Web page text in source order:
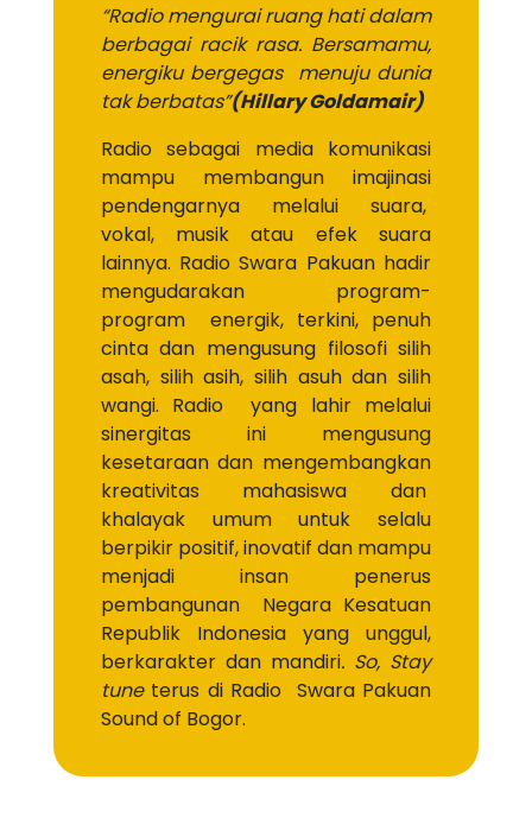
“Radio mengurai ruang hati dalam
berbagai racik rasa. Bersamamu,
energiku bergegas menuju dunia
tak berbatas”(Hillary Goldamair)
Radio sebagai media komunikasi
mampu membangun imajinasi
pendengarnya melalui suara,
vokal, musik atau efek suara
lainnya. Radio Swara Pakuan hadir
mengudarakan program-
program energik, terkini, penuh
cinta dan mengusung filosofi silih
asah, silih asih, silih asuh dan silih
wangi. Radio yang lahir melalui
sinergitas ini mengusung
kesetaraan dan mengembangkan
kreativitas mahasiswa dan
khalayak umum untuk selalu
berpikir positif, inovatif dan mampu
menjadi insan penerus
pembangunan Negara Kesatuan
Republik Indonesia yang unggul,
berkarakter dan mandiri. So, Stay
tune terus di Radio Swara Pakuan
Sound of Bogor.